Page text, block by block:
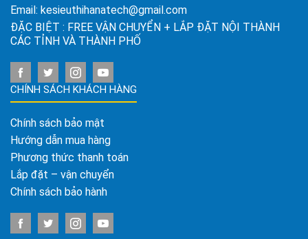
Email: kesieuthihanatech@gmail.com
ĐẶC BIỆT : FREE VẬN CHUYỂN + LẮP ĐẶT NỘI THÀNH
CÁC TỈNH VÀ THÀNH PHỐ
CHÍNH SÁCH KHÁCH HÀNG
Chính sách bảo mật
Hướng dẫn mua hàng
Phương thức thanh toán
Lắp đặt – vận chuyển
Chính sách bảo hành